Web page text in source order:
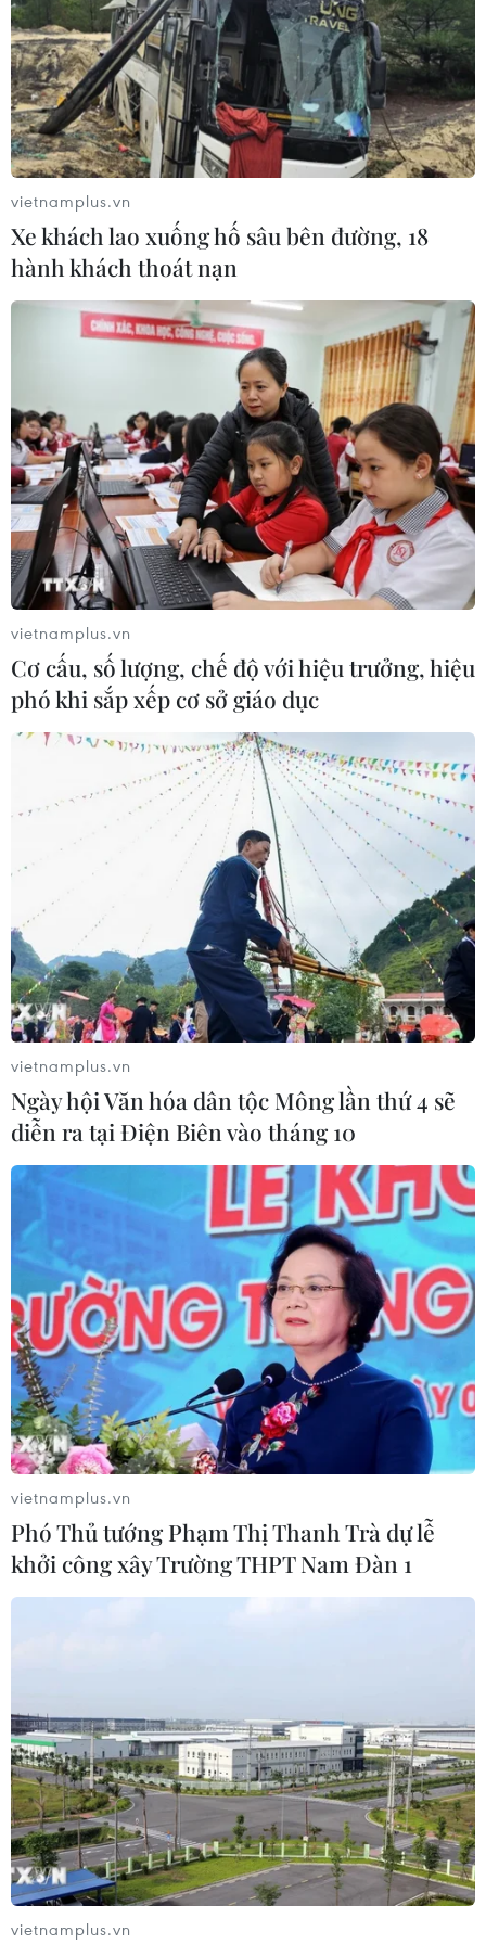
vietnamplus.vn
Xe khách lao xuống hố sâu bên đường, 18
hành khách thoát nạn
vietnamplus.vn
Cơ cấu, số lượng, chế độ với hiệu trưởng, hiệu
phó khi sắp xếp cơ sở giáo dục
vietnamplus.vn
Ngày hội Văn hóa dân tộc Mông lần thứ 4 sẽ
diễn ra tại Điện Biên vào tháng 10
vietnamplus.vn
Phó Thủ tướng Phạm Thị Thanh Trà dự lễ
khởi công xây Trường THPT Nam Đàn 1
vietnamplus.vn